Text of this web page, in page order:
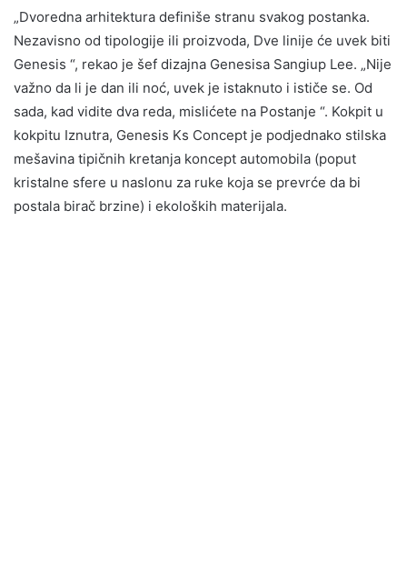
„Dvoredna arhitektura definiše stranu svakog postanka.
Nezavisno od tipologije ili proizvoda, Dve linije će uvek biti
Genesis “, rekao je šef dizajna Genesisa Sangiup Lee. „Nije
važno da li je dan ili noć, uvek je istaknuto i ističe se. Od
sada, kad vidite dva reda, mislićete na Postanje “. Kokpit u
kokpitu Iznutra, Genesis Ks Concept je podjednako stilska
mešavina tipičnih kretanja koncept automobila (poput
kristalne sfere u naslonu za ruke koja se prevrće da bi
postala birač brzine) i ekoloških materijala.